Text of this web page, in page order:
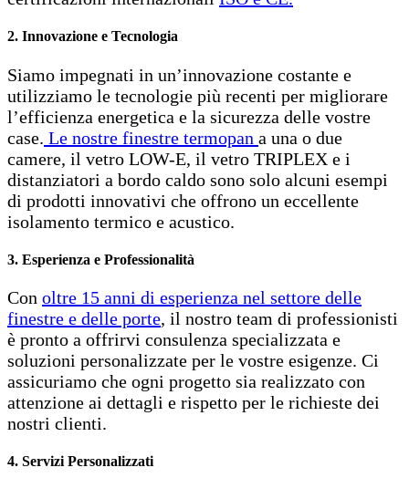
2. Innovazione e Tecnologia
Siamo impegnati in un’innovazione costante e
utilizziamo le tecnologie più recenti per migliorare
l’efficienza energetica e la sicurezza delle vostre
case. Le nostre finestre termopan a una o due
camere, il vetro LOW-E, il vetro TRIPLEX e i
distanziatori a bordo caldo sono solo alcuni esempi
di prodotti innovativi che offrono un eccellente
isolamento termico e acustico.
3. Esperienza e Professionalità
Con oltre 15 anni di esperienza nel settore delle
finestre e delle porte, il nostro team di professionisti
è pronto a offrirvi consulenza specializzata e
soluzioni personalizzate per le vostre esigenze. Ci
assicuriamo che ogni progetto sia realizzato con
attenzione ai dettagli e rispetto per le richieste dei
nostri clienti.
4. Servizi Personalizzati